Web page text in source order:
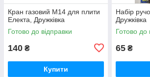
Кран газовий М14 для плити
Електа, Дружківка
Готово до відправки
140 ₴
Купити
Набір
Дружківка
Готово до
65 ₴